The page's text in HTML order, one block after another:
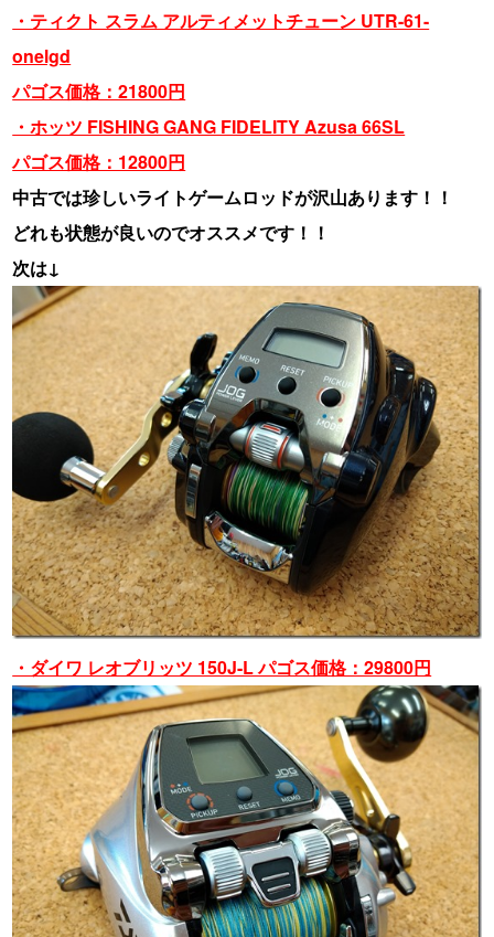
・ティクト スラム アルティメットチューン UTR-61-
onelgd
パゴス価格：21800円
・ホッツ FISHING GANG FIDELITY Azusa 66SL
パゴス価格：12800円
中古では珍しいライトゲームロッドが沢山あります！！
どれも状態が良いのでオススメです！！
次は↓
・ダイワ レオブリッツ 150J-L パゴス価格：29800円